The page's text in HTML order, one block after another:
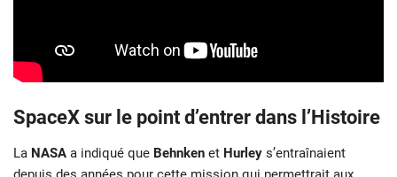
SpaceX sur le point d’entrer dans l’Histoire
La NASA a indiqué que Behnken et Hurley s’entraînaient